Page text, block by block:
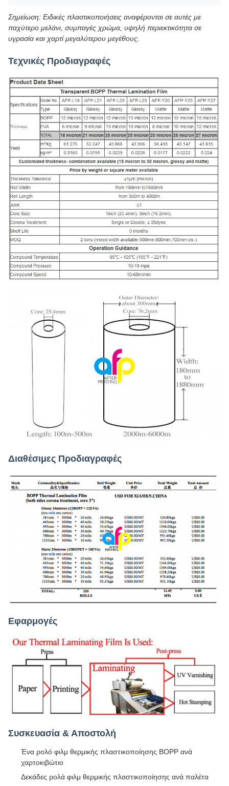
Σημείωση: Ειδικές πλαστικοποιήσεις αναφέρονται σε αυτές με
παχύτερο μελάνι, συμπαγές χρώμα, υψηλή περιεκτικότητα σε
υγρασία και χαρτί μεγαλύτερου μεγέθους.
Τεχνικές Προδιαγραφές
Διαθέσιμες Προδιαγραφές
Εφαρμογές
Συσκευασία & Αποστολή
Ένα ρολό φιλμ θερμικής πλαστικοποίησης BOPP ανά
χαρτοκιβώτιο
Δεκάδες ρολά φιλμ θερμικής πλαστικοποίησης ανά παλέτα